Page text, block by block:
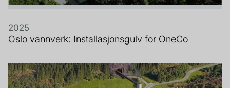
2025
Oslo vannverk: Installasjonsgulv for OneCo